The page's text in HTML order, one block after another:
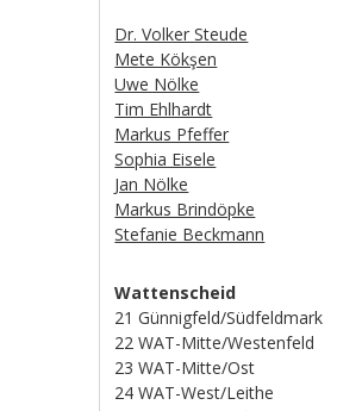
Dr. Volker Steude
Mete Kökşen
Uwe Nölke
Tim Ehlhardt
Markus Pfeffer
Sophia Eisele
Jan Nölke
Markus Brindöpke
Stefanie Beckmann
Wattenscheid
21 Günnigfeld/Südfeldmark
22 WAT-Mitte/Westenfeld
23 WAT-Mitte/Ost
24 WAT-West/Leithe